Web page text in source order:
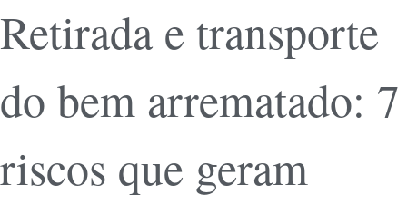
Retirada e transporte
do bem arrematado: 7
riscos que geram